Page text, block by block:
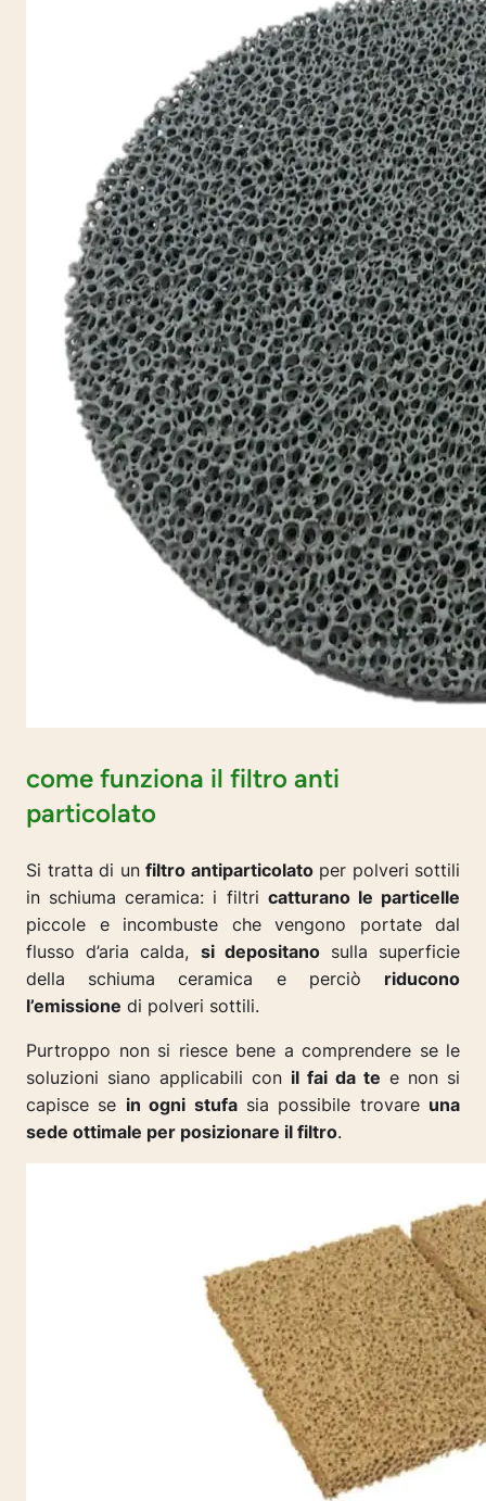
come funziona il filtro anti
particolato
Si tratta di un filtro antiparticolatoper polveri sottili
in schiuma ceramica: i filtri catturano le particelle
piccole e incombuste che vengono portate dal
flusso d’aria calda, si depositanosulla superficie
della schiuma ceramica e perciò riducono
l’emissione di polveri sottili.
Purtroppo non si riesce bene a comprendere se le
soluzioni siano applicabili con il fai da te e non si
capisce se in ogni stufasia possibile trovare una
sede ottimale per posizionare il filtro.